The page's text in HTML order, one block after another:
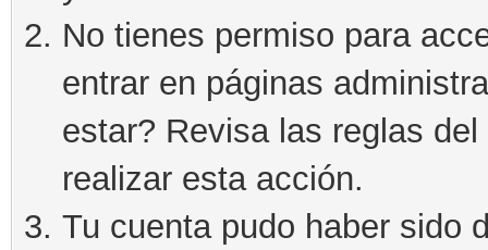
No tienes permiso para
entrar en páginas
estar? Revisa las reglas
realizar esta acción.
Tu cuenta pudo haber sido